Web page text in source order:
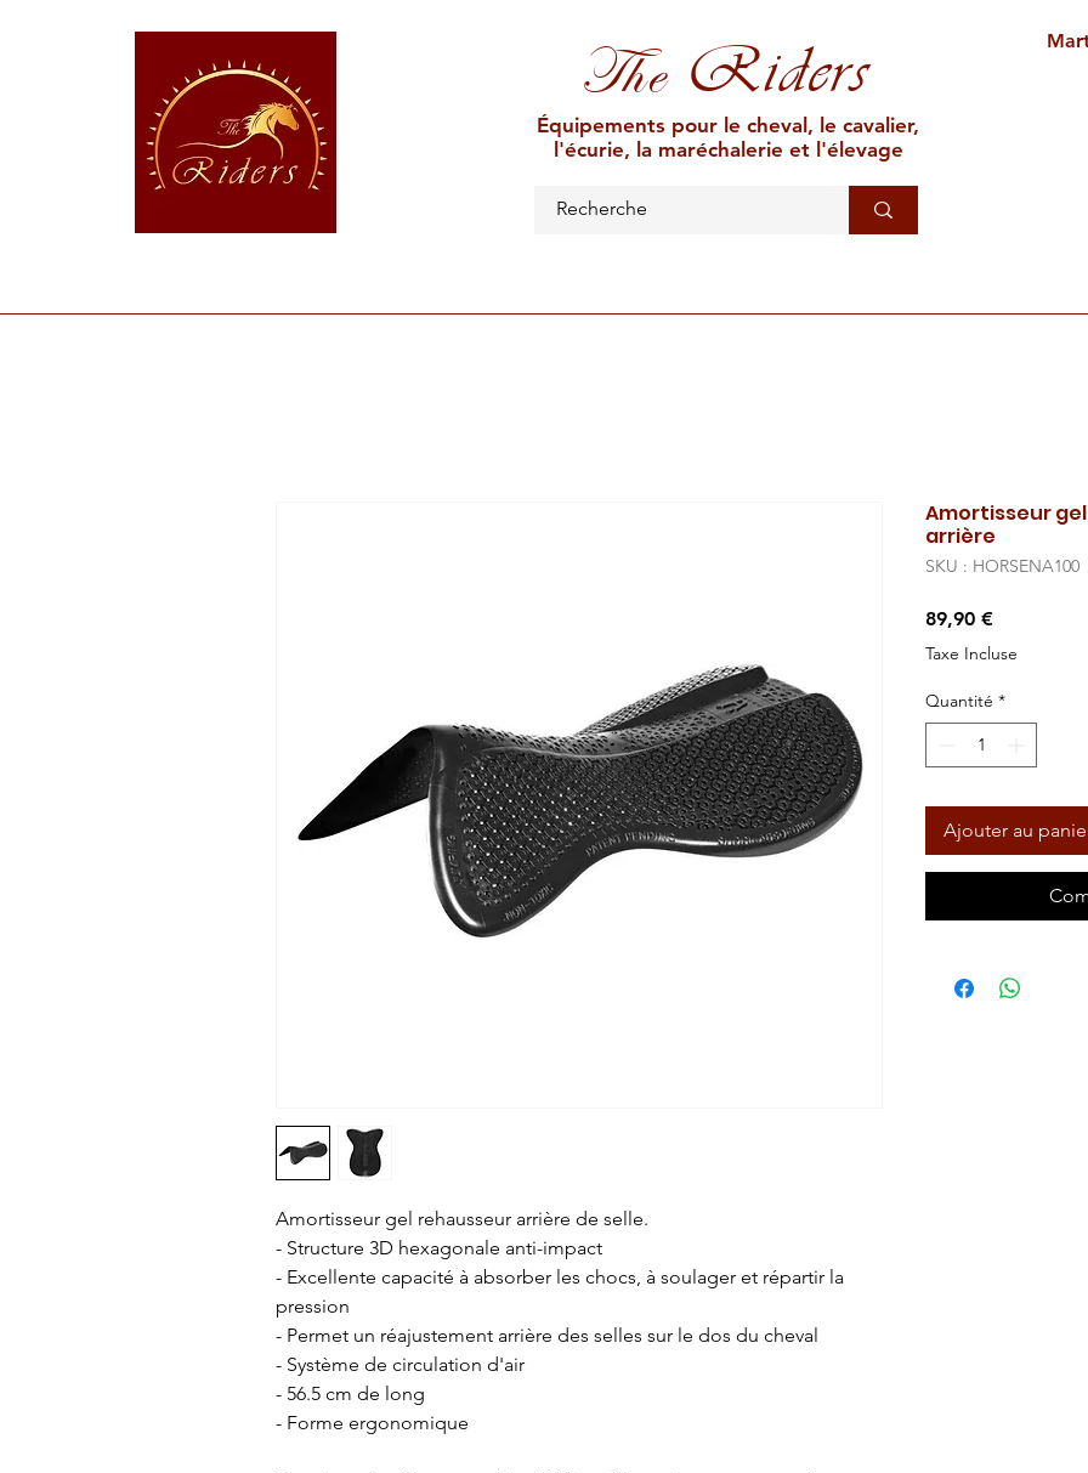
TheRiders
Équipements pour le cheval, le cavalier,
l'écurie, la maréchalerie et l'élevage
Amortisseur gel rehausseur arrière de selle.
- Structure 3D hexagonale anti-impact
- Excellente capacité à absorber les chocs, à soulager et répartir la
pression
- Permet un réajustement arrière des selles sur le dos du cheval
- Système de circulation d'air
- 56.5 cm de long
- Forme ergonomique
Amortisseur gel
arrière
SKU : HORSENA100
89,90 €Prix
Taxe Incluse
Quantité *
Ajouter au